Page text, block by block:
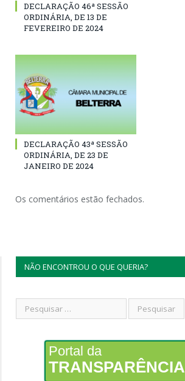
DECLARAÇÃO 46ª SESSÃO
ORDINÁRIA, DE 13 DE
FEVEREIRO DE 2024
DECLARAÇÃO 43ª SESSÃO
ORDINÁRIA, DE 23 DE
JANEIRO DE 2024
Os comentários estão fechados.
NÃO ENCONTROU O QUE QUERIA?
Portal da
TRANSPARÊNCIA